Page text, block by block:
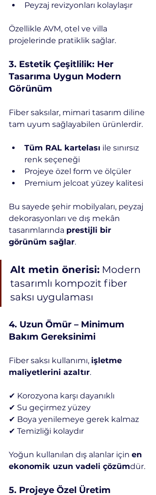
Peyzaj revizyonları kolaylaşır
Özellikle AVM, otel ve villa
projelerinde pratiklik sağlar.
3️. Estetik Çeşitlilik: Her
Tasarıma Uygun Modern
Görünüm
Fiber saksılar, mimari tasarım diline
tam uyum sağlayabilen ürünlerdir.
Tüm RAL kartelası ile sınırsız
renk seçeneği
Projeye özel form ve ölçüler
Premium jelcoat yüzey kalitesi
Bu sayede şehir mobilyaları, peyzaj
dekorasyonları ve dış mekân
tasarımlarında prestijli bir
görünüm sağlar.
Alt metin önerisi: Modern
tasarımlı kompozit fiber
saksı uygulaması
4️. Uzun Ömür – Minimum
Bakım Gereksinimi
Fiber saksı kullanımı, işletme
maliyetlerini azaltır.
✔ Korozyona karşı dayanıklı
✔ Su geçirmez yüzey
✔ Boya yenilemeye gerek kalmaz
✔ Temizliği kolaydır
Yoğun kullanılan dış alanlar için en
ekonomik uzun vadeli çözümdür.
5️. Projeye Özel Üretim